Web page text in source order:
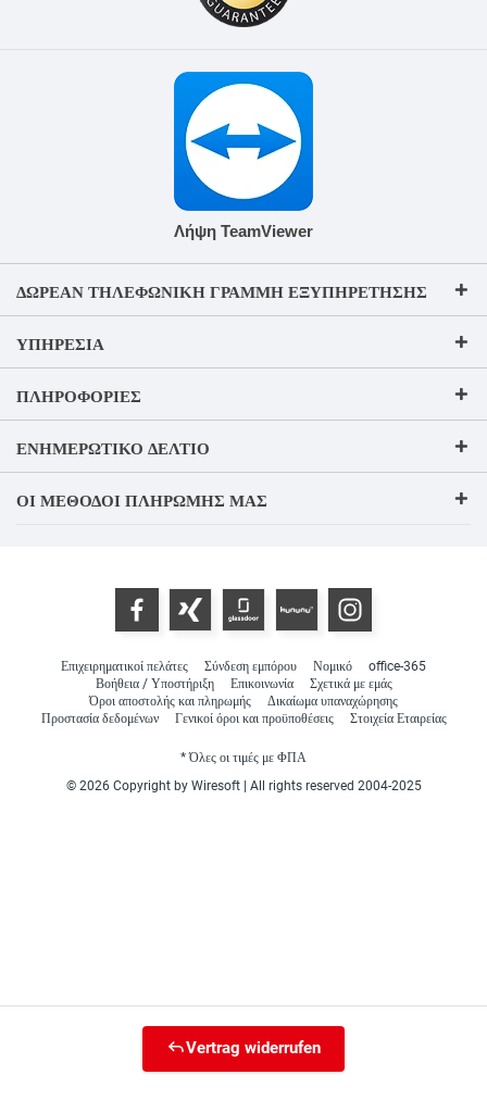
Λήψη TeamViewer
ΔΩΡΕΆΝ ΤΗΛΕΦΩΝΙΚΉ ΓΡΑΜΜΉ ΕΞΥΠΗΡΈΤΗΣΗΣ
ΥΠΗΡΕΣΊΑ
ΠΛΗΡΟΦΟΡΊΕΣ
ΕΝΗΜΕΡΩΤΙΚΌ ΔΕΛΤΊΟ
ΟΙ ΜΈΘΟΔΟΙ ΠΛΗΡΩΜΉΣ ΜΑΣ
Επιχειρηματικοί πελάτες Σύνδεση εμπόρου Νομικό
office-365
Βοήθεια / Υποστήριξη
Επικοινωνία
Σχετικά με εμάς
Όροι αποστολής και πληρωμής
Δικαίωμα υπαναχώρησης
Προστασία δεδομένων
Γενικοί όροι και προϋποθέσεις Στοιχεία Εταιρείας
* Όλες οι τιμές με ΦΠΑ
© 2026 Copyright by Wiresoft | All rights reserved 2004-2025
Vertrag widerrufen